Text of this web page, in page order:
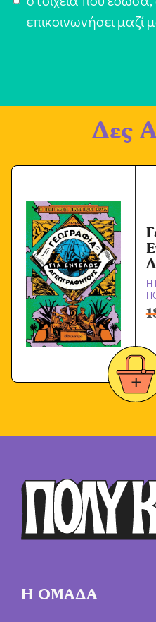
ή
ω
επικοινωνήσει μαζί
Δες
Η
Η ΟΜΑΔΑ